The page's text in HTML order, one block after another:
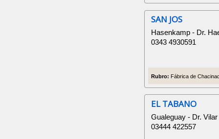
SAN JOS
Hasenkamp - Dr.
0343 4930591
Rubro: Fábrica de
EL TABANO
Gualeguay - Dr. Vilar
03444 422557